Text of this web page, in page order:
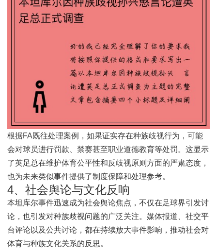
根据FA既往处理案例，如果证实存在种族歧视行为，可能
会对球员进行罚款、禁赛甚至职业道德教育等处罚。这显示
了英足总在维护体育公平性和反歧视原则方面的严肃态度，
也为未来类似事件提供了制度保障和处理参考。
4、社会舆论与文化反响
本坦库尔事件迅速成为社会舆论焦点，不仅在足球界引发讨
论，也引发对种族歧视问题的广泛关注。媒体报道、社交平
台评论以及公共讨论，都在持续放大事件影响，推动社会对
体育与种族文化关系的反思。